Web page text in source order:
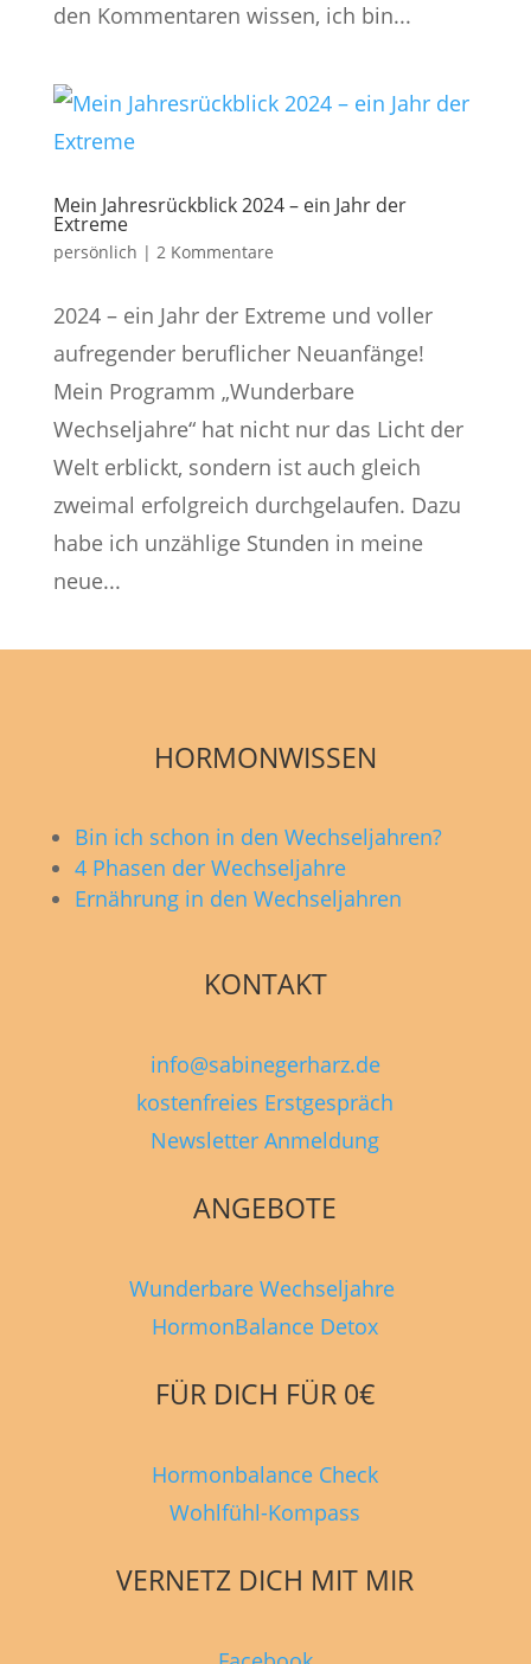
den Kommentaren wissen, ich bin...
Mein Jahresrückblick 2024 – ein Jahr der
Extreme
persönlich | 2 Kommentare
2024 – ein Jahr der Extreme und voller
aufregender beruflicher Neuanfänge!
Mein Programm „Wunderbare
Wechseljahre“ hat nicht nur das Licht der
Welt erblickt, sondern ist auch gleich
zweimal erfolgreich durchgelaufen. Dazu
habe ich unzählige Stunden in meine
neue...
HORMONWISSEN
Bin ich schon in den Wechseljahren?
4 Phasen der Wechseljahre
Ernährung in den Wechseljahren
KONTAKT
info@sabinegerharz.de
kostenfreies Erstgespräch
Newsletter Anmeldung
ANGEBOTE
Wunderbare Wechseljahre
HormonBalance Detox
FÜR DICH FÜR 0€
Hormonbalance Check
Wohlfühl-Kompass
VERNETZ DICH MIT MIR